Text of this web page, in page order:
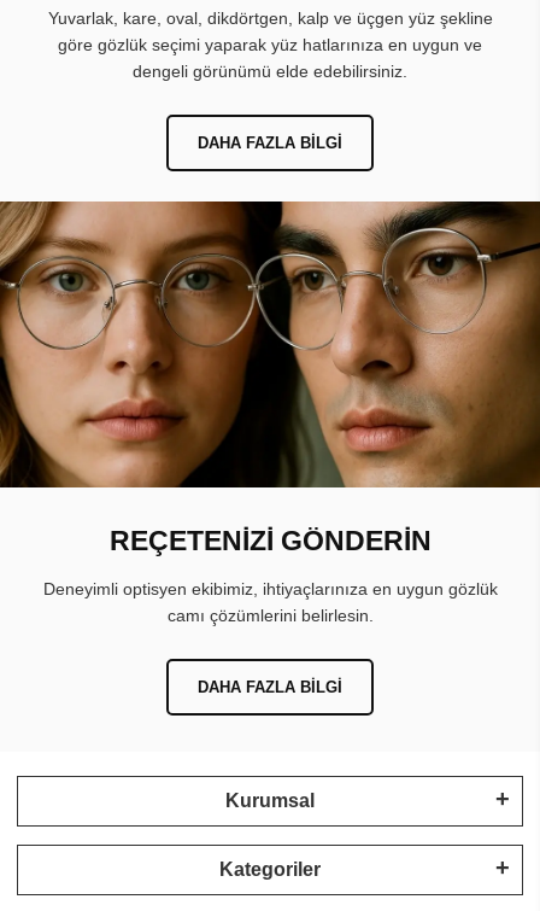
Yuvarlak, kare, oval, dikdörtgen, kalp ve üçgen yüz şekline
göre gözlük seçimi yaparak yüz hatlarınıza en uygun ve
dengeli görünümü elde edebilirsiniz.
DAHA FAZLA BILGI
REÇETENİZİ GÖNDERİN
Deneyimli optisyen ekibimiz, ihtiyaçlarınıza en uygun gözlük
camı çözümlerini belirlesin.
DAHA FAZLA BILGI
Kurumsal
Kategoriler